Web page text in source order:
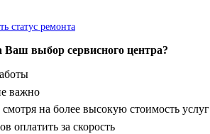
статус ремонта
Ваш выбор сервисного центра?
важно
на более высокую стоимость услуг
оплатить за скорость